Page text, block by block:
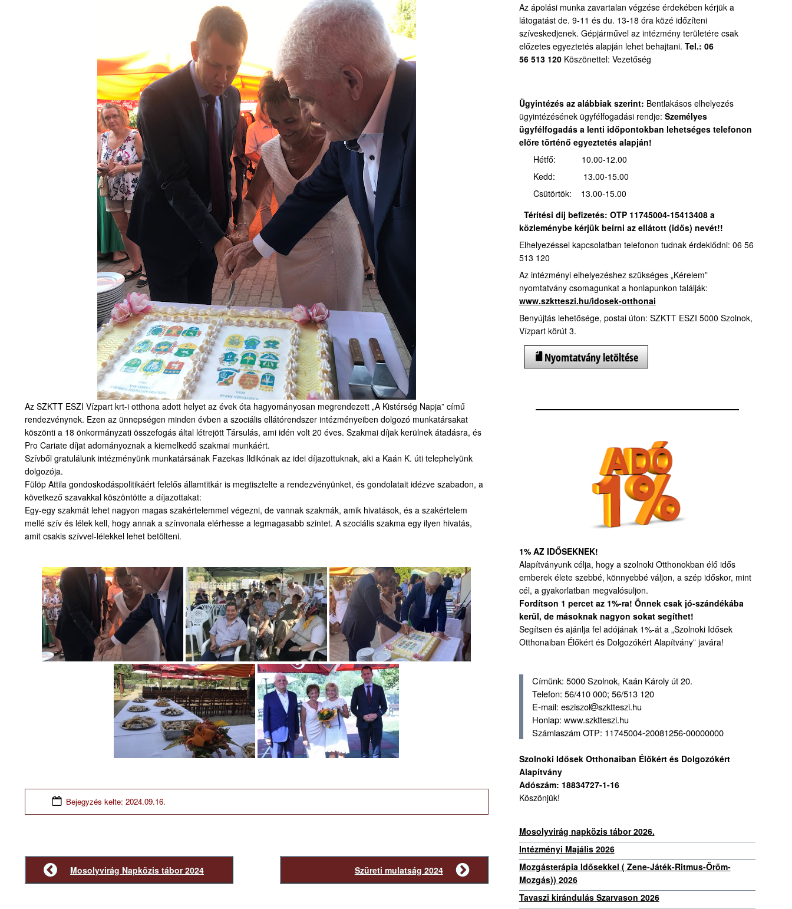
Az SZKTT ESZI Vízpart krt-i otthona adott helyet az évek óta hagyományosan megrendezett „A Kistérség Napja” című
rendezvénynek. Ezen az ünnepségen minden évben a szociális ellátórendszer intézményeiben dolgozó munkatársakat
köszönti a 18 önkormányzati összefogás által létrejött Társulás, ami idén volt 20 éves. Szakmai díjak kerülnek átadásra, és
Pro Cariate díjat adományoznak a kiemelkedő szakmai munkáért.
Szívből gratulálunk intézményünk munkatársának Fazekas Ildikónak az idei díjazottuknak, aki a Kaán K. úti telephelyünk
dolgozója.
Fülöp Attila gondoskodáspolitikáért felelős államtitkár is megtisztelte a rendezvényünket, és gondolatait idézve szabadon, a
következő szavakkal köszöntötte a díjazottakat:
Egy-egy szakmát lehet nagyon magas szakértelemmel végezni, de vannak szakmák, amik hivatások, és a szakértelem
mellé szív és lélek kell, hogy annak a színvonala elérhesse a legmagasabb szintet. A szociális szakma egy ilyen hivatás,
amit csakis szívvel-lélekkel lehet betölteni.
Bejegyzés kelte: 2024.09.16.
Előző
Mosolyvirág Napközis tábor 2024 Szüreti mulatság 2024
Az ápolási munka zavartalan végzése érdekében kérjük a
látogatást de. 9-11 és du. 13-18 óra közé időzíteni
szíveskedjenek. Gépjárművel az intézmény területére csak
előzetes egyeztetés alapján lehet behajtani. Tel.: 06
56 513 120Köszönettel: Vezetőség
Ügyintézés az alábbiak szerint: Bentlakásos elhelyezés
ügyintézésének ügyfélfogadási rendje: Személyes
ügyfélfogadás a lenti időpontokban lehetséges telefonon
előre történő egyeztetés alapján!
Hétfő: 10.00-12.00
Kedd: 13.00-15.00
Csütörtök: 13.00-15.00
Térítési díj befizetés: OTP 11745004-15413408 a
közleménybe kérjük beírni az ellátott (idős) nevét!!
Elhelyezéssel kapcsolatban telefonon tudnak érdeklődni: 06 56
513 120
Az intézményi elhelyezéshez szükséges „Kérelem”
nyomtatvány csomagunkat a honlapunkon találják:
www.szktteszi.hu/idosek-otthonai
Benyújtás lehetősége, postai úton: SZKTT ESZI 5000 Szolnok,
Vízpart körút 3.
Nyomtatvány letöltése
1% AZ IDŐSEKNEK!
Alapítványunk célja, hogy a szolnoki Otthonokban élő idős
emberek élete szebbé, könnyebbé váljon, a szép időskor, mint
cél, a gyakorlatban megvalósuljon.
Fordítson 1 percet az 1%-ra! Önnek csak jó-szándékába
kerül, de másoknak nagyon sokat segíthet!
Segítsen és ajánlja fel adójának 1%-át a „Szolnoki Idősek
Otthonaiban Élőkért és Dolgozókért Alapítvány” javára!
Címünk: 5000 Szolnok, Kaán Károly út 20.
Telefon: 56/410 000; 56/513 120
E-mail: esziszol
szktteszi.hu
Honlap: www.szktteszi.hu
Számlaszám OTP: 11745004-20081256-00000000
Szolnoki Idősek Otthonaiban Élőkért és Dolgozókért
Alapítvány
Adószám: 18834727-1-16
Köszönjük!
Mosolyvirág napközis tábor 2026.
Intézményi Majális 2026
Mozgásterápia Idősekkel ( Zene-Játék-Ritmus-Öröm-
Mozgás)) 2026
Tavaszi kirándulás Szarvason 2026